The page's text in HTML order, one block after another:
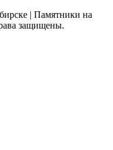
| Памятники на
защищены.